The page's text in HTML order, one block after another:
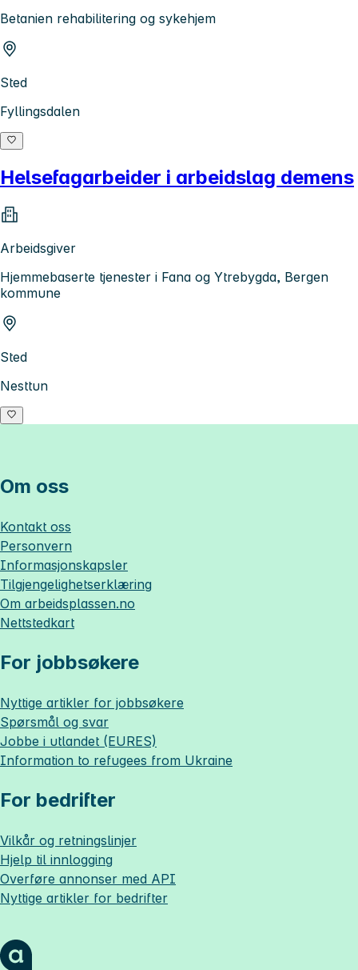
Betanien rehabilitering og sykehjem
Sted
Fyllingsdalen
Helsefagarbeider i arbeidslag demens
Arbeidsgiver
Hjemmebaserte tjenester i Fana og Ytrebygda, Bergen
kommune
Sted
Nesttun
Om oss
Kontakt oss
Personvern
Informasjonskapsler
Tilgjengelighetserklæring
Om arbeidsplassen.no
Nettstedkart
For jobbsøkere
Nyttige artikler for jobbsøkere
Spørsmål og svar
Jobbe i utlandet (EURES)
Information to refugees from Ukraine
For bedrifter
Vilkår og retningslinjer
Hjelp til innlogging
Overføre annonser med API
Nyttige artikler for bedrifter